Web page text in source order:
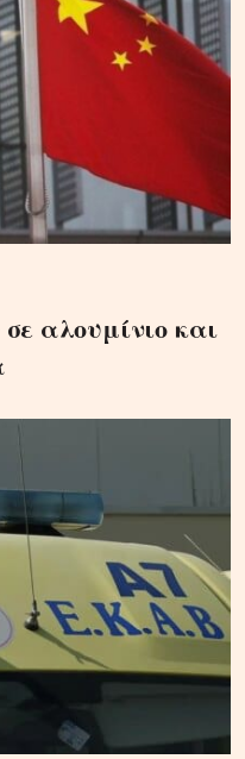
αλουμίνιο και